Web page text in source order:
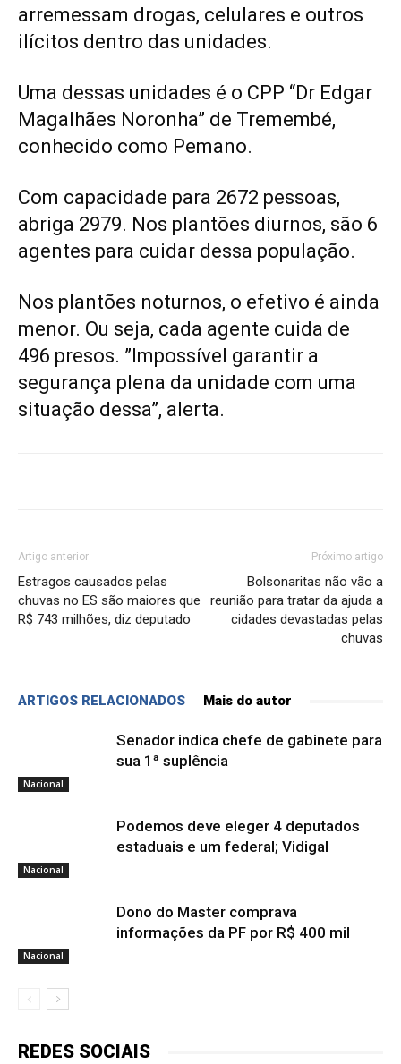
arremessam drogas, celulares e outros
ilícitos dentro das unidades.
Uma dessas unidades é o CPP “Dr Edgar
Magalhães Noronha” de Tremembé,
conhecido como Pemano.
Com capacidade para 2672 pessoas,
abriga 2979. Nos plantões diurnos, são 6
agentes para cuidar dessa população.
Nos plantões noturnos, o efetivo é ainda
menor. Ou seja, cada agente cuida de
496 presos. ”Impossível garantir a
segurança plena da unidade com uma
situação dessa”, alerta.
Artigo anterior
Estragos causados pelas
chuvas no ES são maiores que
R$ 743 milhões, diz deputado
Próximo artigo
Bolsonaritas não vão a
reunião para tratar da ajuda a
cidades devastadas pelas
chuvas
ARTIGOS RELACIONADOS Mais do autor
Nacional
Senador indica chefe de gabinete para
sua 1ª suplência
Nacional
Podemos deve eleger 4 deputados
estaduais e um federal; Vidigal
Nacional
Dono do Master comprava
informações da PF por R$ 400 mil
REDES SOCIAIS